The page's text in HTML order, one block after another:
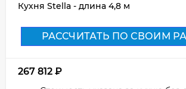
Кухня Stella - длина 4,8 м
РАССЧИТАТЬ ПО СВОИМ
267 812 ₽